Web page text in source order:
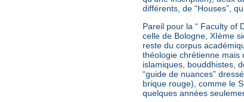
différents, de “Houses”,
Pareil pour la “ Faculty of
celle de Bologne, XIème
reste du corpus
théologie chrétienne mais
islamiques, bouddhistes,
“guide de nuances”
brique rouge), comme le
quelques années